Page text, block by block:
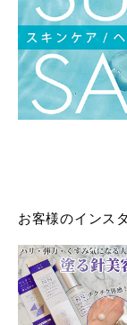
お客様のインス